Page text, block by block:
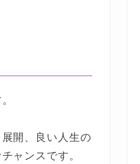
開、良い人生の
ャンスです。